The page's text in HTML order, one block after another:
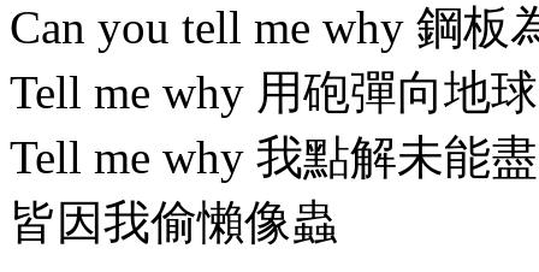
Can you tell me why 鋼板
Tell me why 用砲彈向地
Tell me why 我點解未能
皆因我偷懶像蟲